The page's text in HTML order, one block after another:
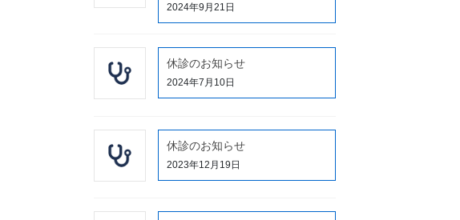
2024年9月21日
休診のお知らせ
2024年7月10日
休診のお知らせ
2023年12月19日